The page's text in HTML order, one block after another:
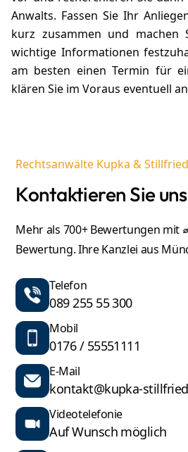
Anwalts. Fassen Sie Ihr
kurz zusammen und machen
wichtige Informationen
am besten einen Termin für
klären Sie im Voraus eventuell
Rechtsanwälte Kupka & Stillfried
Kontaktieren Sie uns
Mehr als 700+ Bewertungen mit
Bewertung. Ihre Kanzlei aus
Telefon
089 255 55 300
Mobil
0176 / 55551111
E-Mail
kontakt@kupka-
Videotelefonie
Auf Wunsch möglich